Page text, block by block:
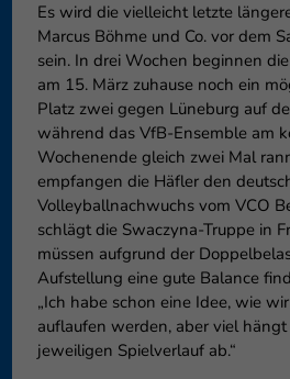
Es wird die vielleicht letzte
Marcus Böhme und Co. vor dem
sein. In drei Wochen beginnen
am 15. März zuhause noch ein
Platz zwei gegen Lüneburg auf
während das VfB-Ensemble am
Wochenende gleich zwei Mal
empfangen die Häfler den
Volleyballnachwuchs vom VCO
schlägt die Swaczyna-Truppe in
müssen aufgrund der
Aufstellung eine gute Balance
„Ich habe schon eine Idee, wie
auflaufen werden, aber viel
jeweiligen Spielverlauf ab.“